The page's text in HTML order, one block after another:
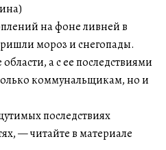
на фоне ливней в
мороз и снегопады.
а с ее последствиями
коммунальщикам, но и
последствиях
— читайте в материале